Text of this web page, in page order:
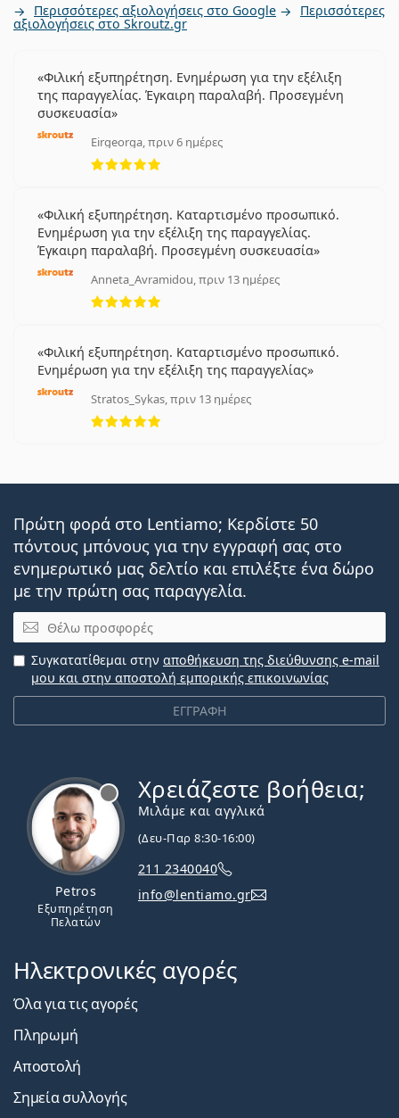
Περισσότερες αξιολογήσεις στο Google Περισσότερες
αξιολογήσεις στο Skroutz.gr
Φιλική εξυπηρέτηση. Ενημέρωση για την εξέλιξη
της παραγγελίας. Έγκαιρη παραλαβή. Προσεγμένη
συσκευασία
Eirgeorga, πριν 6 ημέρες
5 αξιολογήσεις από 5
Φιλική εξυπηρέτηση. Καταρτισμένο προσωπικό.
Ενημέρωση για την εξέλιξη της παραγγελίας.
Έγκαιρη παραλαβή. Προσεγμένη συσκευασία
Anneta_Avramidou, πριν 13 ημέρες
5 αξιολογήσεις από 5
Φιλική εξυπηρέτηση. Καταρτισμένο προσωπικό.
Ενημέρωση για την εξέλιξη της παραγγελίας
Stratos_Sykas, πριν 13 ημέρες
5 αξιολογήσεις από 5
Πρώτη φορά στο Lentiamo; Κερδίστε 50
πόντους μπόνους για την εγγραφή σας στο
ενημερωτικό μας δελτίο και επιλέξτε ένα δώρο
με την πρώτη σας παραγγελία.
Email
ΕΓΓΡΑΦΗ
Συγκατατίθεμαι στην αποθήκευση της διεύθυνσης e-mail
μου και στην αποστολή εμπορικής επικοινωνίας
Petros
Εξυπηρέτηση
Πελατών
Χρειάζεστε βοήθεια;
Μιλάμε και αγγλικά
(Δευ-Παρ 8:30-16:00)
211 2340040
info@lentiamo.gr
Ηλεκτρονικές αγορές
Όλα για τις αγορές
Πληρωμή
Αποστολή
Σημεία συλλογής